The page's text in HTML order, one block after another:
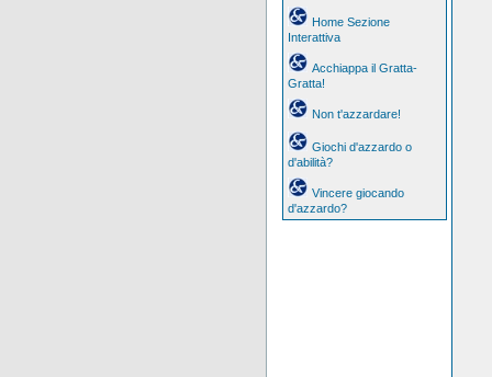
Home Sezione
Interattiva
Acchiappa il Gratta-
Gratta!
Non t'azzardare!
Giochi d'azzardo o
d'abilità?
Vincere giocando
d'azzardo?